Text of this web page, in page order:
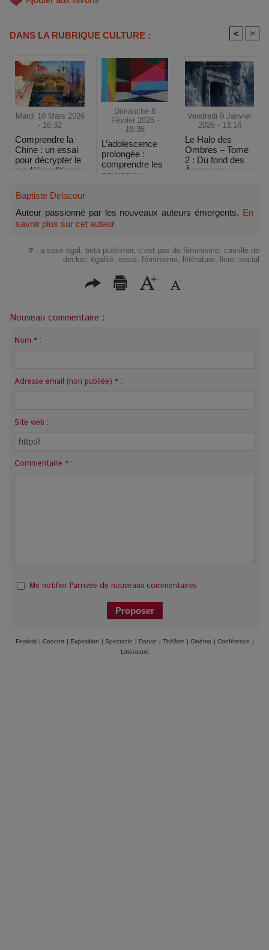
DANS LA RUBRIQUE CULTURE : < >
Mardi 10 Mars 2026
- 16:32
Comprendre la
Chine : un essai
pour décrypter le
modèle politique
chinois
Dimanche 8
Février 2026 -
19:36
L’adolescence
prolongée :
comprendre les
nouveaux
Vendredi 9 Janvier
2026 - 13:14
Le Halo des
Ombres – Tome
2 : Du fond des
Âges, une
Baptiste Delacour
Auteur passionné par les nouveaux auteurs émergents. En
savoir plus sur cet auteur
# : a sexe égal beta publisher, c’est pas du féminisme camille de
decker, égalité essai féminisme littérature livre social
Nouveau commentaire :
Nom * :
Adresse email (non publiée) * :
Site web :
Commentaire * :
Me notifier l'arrivée de nouveaux commentaires
Festival | Concert | Exposition | Spectacle | Danse | Théâtre | Cinéma | Conférence |
Littérature